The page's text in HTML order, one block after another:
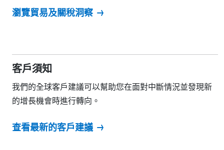
瀏覽貿易及關稅洞察
客戶須知
我們的全球客戶建議可以幫助您在面對中斷情況並發現新
的增長機會時進行轉向。
查看最新的客戶建議